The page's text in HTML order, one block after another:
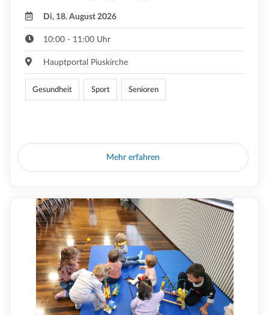
Di, 18. August 2026
10:00 - 11:00 Uhr
Hauptportal Piuskirche
Gesundheit Sport Senioren
Mehr erfahren